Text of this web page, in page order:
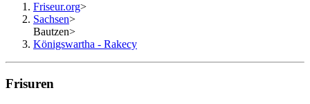
Friseur.org>
Sachsen>
Bautzen>
Königswartha - Rakecy
Frisuren